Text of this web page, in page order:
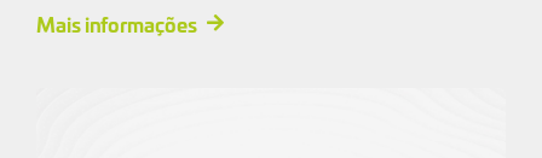
Mais informações